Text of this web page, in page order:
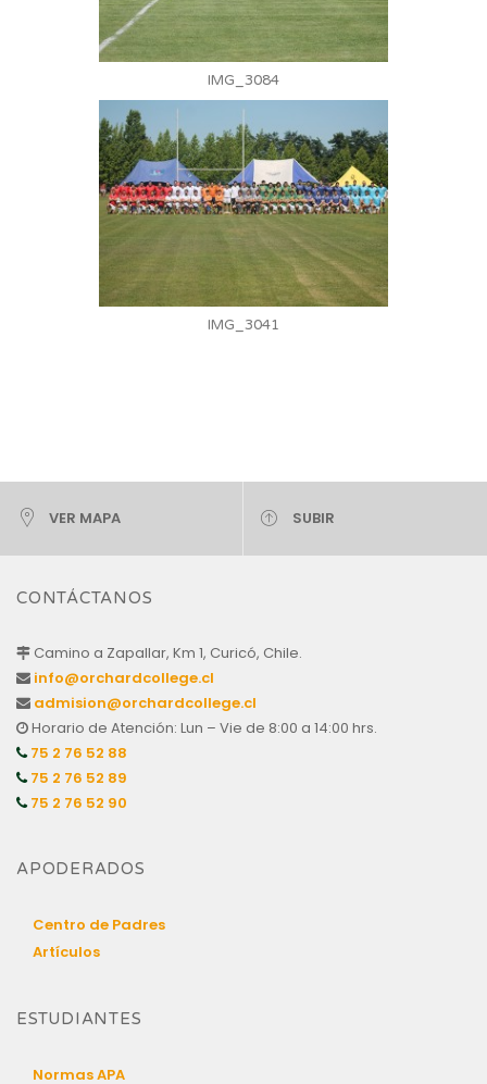
IMG_3084
IMG_3041
VER MAPA SUBIR
CONTÁCTANOS
Camino a Zapallar, Km 1, Curicó, Chile.
info@orchardcollege.cl
admision@orchardcollege.cl
Horario de Atención: Lun – Vie de 8:00 a 14:00 hrs.
75 2 76 52 88
75 2 76 52 89
75 2 76 52 90
APODERADOS
Centro de Padres
Artículos
ESTUDIANTES
Normas APA